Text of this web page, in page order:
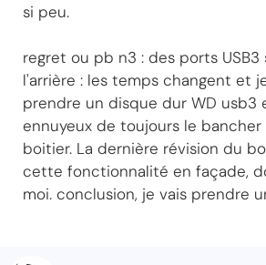
si peu.
regret ou pb n3 : des ports USB3
l'arrière : les temps changent et
prendre un disque dur WD usb3
ennuyeux de toujours le bancher
boitier. La dernière révision du
cette fonctionnalité en façade,
moi. conclusion, je vais prendre